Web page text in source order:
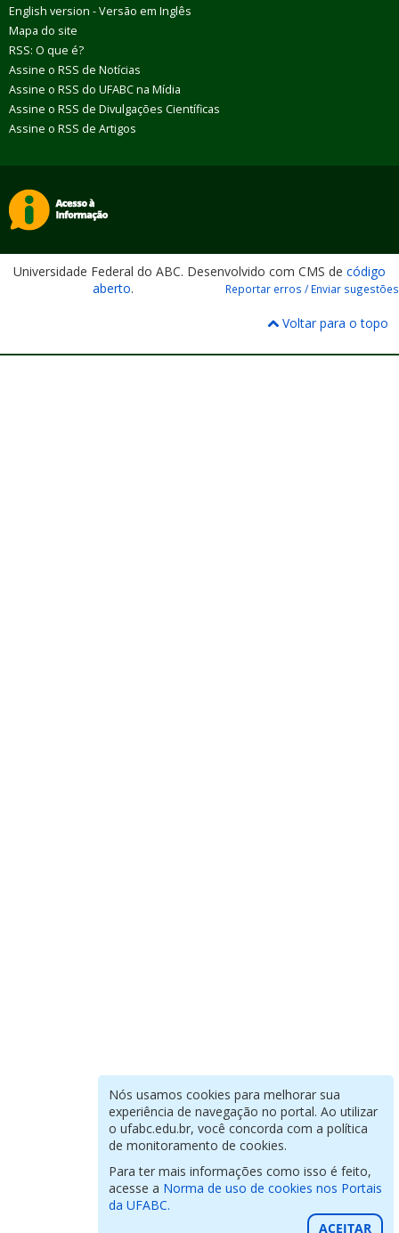
Nós usamos cookies para melhorar sua
experiência de navegação no portal. Ao utilizar
o ufabc.edu.br, você concorda com a política
de monitoramento de cookies.
Para ter mais informações como isso é feito,
acesse a Norma de uso de cookies nos Portais
da UFABC.
ACEITAR
English version - Versão em Inglês
Mapa do site
RSS: O que é?
Assine o RSS de Notícias
Assine o RSS do UFABC na Mídia
Assine o RSS de Divulgações Científicas
Assine o RSS de Artigos
Universidade Federal do ABC. Desenvolvido com CMS de código
aberto. Reportar erros / Enviar sugestões
Voltar para o topo